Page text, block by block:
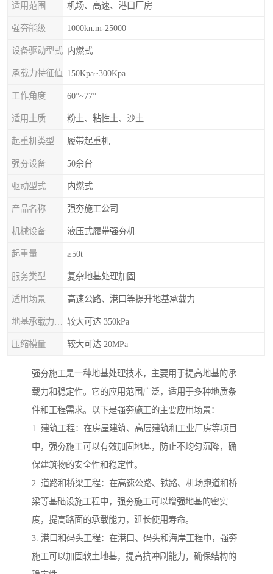
适用范围 机场、高速、港口厂房
强夯能级 1000kn.m-25000
设备驱动型式 内燃式
承载力特征值 150Kpa~300Kpa
工作角度 60°~77°
适用土质 粉土、粘性土、沙土
起重机类型 履带起重机
强夯设备 50余台
驱动型式 内燃式
产品名称 强夯施工公司
机械设备 液压式履带强夯机
起重量 ≥50t
服务类型 复杂地基处理加固
适用场景 高速公路、港口等提升地基承载力
较大可达 350kPa
压缩模量 较大可达 20MPa
强夯施工是一种地基处理技术，主要用于提高地基的承
载力和稳定性。它的应用范围广泛，适用于多种地质条
件和工程需求。以下是强夯施工的主要应用场景：
1. 建筑工程：在房屋建筑、高层建筑和工业厂房等项目
中，强夯施工可以有效加固地基，防止不均匀沉降，确
保建筑物的安全性和稳定性。
2. 道路和桥梁工程：在高速公路、铁路、机场跑道和桥
梁等基础设施工程中，强夯施工可以增强地基的密实
度，提高路面的承载能力，延长使用寿命。
3. 港口和码头工程：在港口、码头和海岸工程中，强夯
施工可以加固软土地基，提高抗冲刷能力，确保结构的